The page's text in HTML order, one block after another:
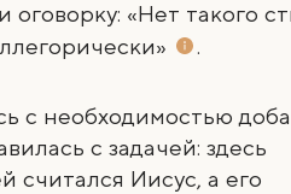
«Нет такого
.
с необходимостью
с задачей: здесь
считался Иисус, а его